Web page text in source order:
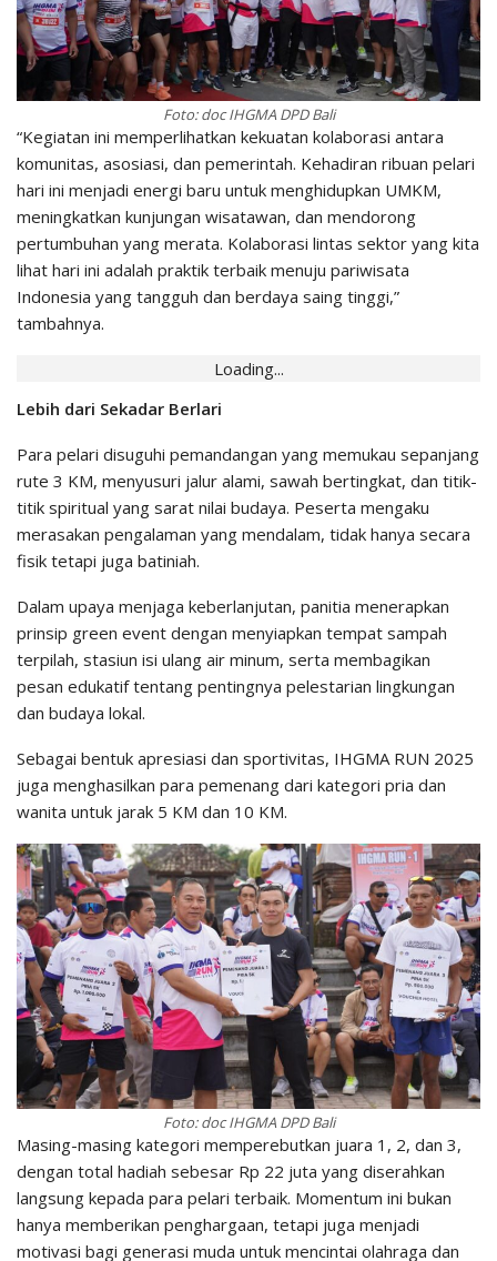
Foto: doc IHGMA DPD Bali
“Kegiatan ini memperlihatkan kekuatan kolaborasi antara
komunitas, asosiasi, dan pemerintah. Kehadiran ribuan pelari
hari ini menjadi energi baru untuk menghidupkan UMKM,
meningkatkan kunjungan wisatawan, dan mendorong
pertumbuhan yang merata. Kolaborasi lintas sektor yang kita
lihat hari ini adalah praktik terbaik menuju pariwisata
Indonesia yang tangguh dan berdaya saing tinggi,”
tambahnya.
Loading...
Lebih dari Sekadar Berlari
Para pelari disuguhi pemandangan yang memukau sepanjang
rute 3 KM, menyusuri jalur alami, sawah bertingkat, dan titik-
titik spiritual yang sarat nilai budaya. Peserta mengaku
merasakan pengalaman yang mendalam, tidak hanya secara
fisik tetapi juga batiniah.
Dalam upaya menjaga keberlanjutan, panitia menerapkan
prinsip green event dengan menyiapkan tempat sampah
terpilah, stasiun isi ulang air minum, serta membagikan
pesan edukatif tentang pentingnya pelestarian lingkungan
dan budaya lokal.
Sebagai bentuk apresiasi dan sportivitas, IHGMA RUN 2025
juga menghasilkan para pemenang dari kategori pria dan
wanita untuk jarak 5 KM dan 10 KM.
Foto: doc IHGMA DPD Bali
Masing-masing kategori memperebutkan juara 1, 2, dan 3,
dengan total hadiah sebesar Rp 22 juta yang diserahkan
langsung kepada para pelari terbaik. Momentum ini bukan
hanya memberikan penghargaan, tetapi juga menjadi
motivasi bagi generasi muda untuk mencintai olahraga dan